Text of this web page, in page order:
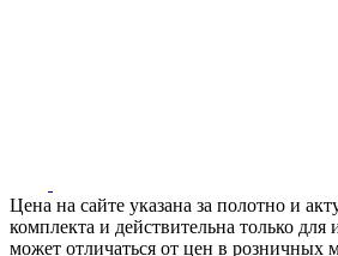
Цена на сайте указана за полотно и
комплекта и действительна только для
может отличаться от цен в розничных